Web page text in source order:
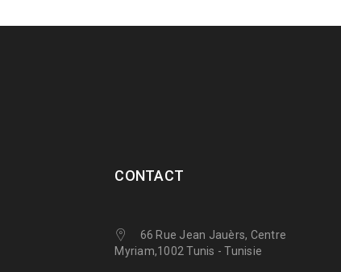
CONTACT
66 Rue Jean Jauèrs, Centre
Myriam,1002 Tunis - Tunisie